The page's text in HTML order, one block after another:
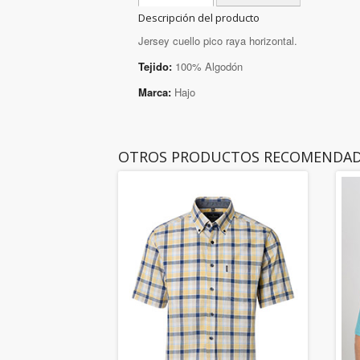
Descripción del producto
Jersey cuello pico raya horizontal.
Tejido: 100% Algodón
Marca: Hajo
OTROS PRODUCTOS